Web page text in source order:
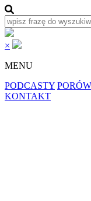
×
MENU
PODCASTY
KONTAKT